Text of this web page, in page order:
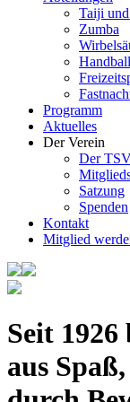
Taiji
Zumba
Handball
Programm
Aktuelles
Der Verein
Der
Satzung
Spenden
Kontakt
Mitglied
Seit
aus